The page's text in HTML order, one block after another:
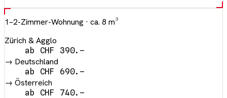
1–2-Zimmer-Wohnung · ca. 8 m³
Zürich & Agglo
ab CHF 390.–
→ Deutschland
ab CHF 690.–
→ Österreich
ab CHF 740.–